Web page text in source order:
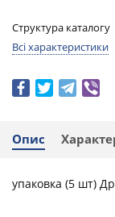
Структура каталогу
Всі характеристики
Опис
упаковка (5 шт)